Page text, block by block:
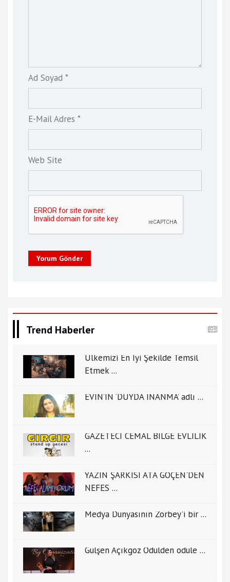
Ad Soyad *
E-Mail Adres *
Web Site
Yorum Gönder
Trend Haberler
Ülkemizi En İyi Şekilde Temsil
Etmek ...
EVİN’İN ‘DUYDA İNANMA’ adlı ...
GAZETECİ CEMAL BİLGE EVLİLİK
...
YAZIN ŞARKISI ATA GÖÇEN'DEN
NEFES ...
Medya Dünyasının Zorbey'i bir ...
Gülşen Açıkgöz Ödülden ödüle ...